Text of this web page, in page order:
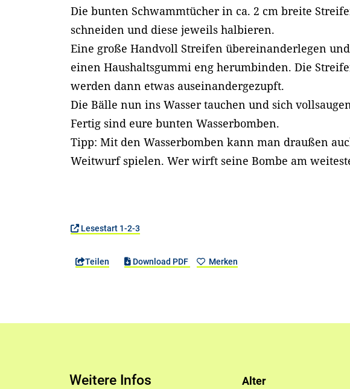
Die bunten Schwammtücher in ca. 2 cm breite
schneiden und diese jeweils halbieren.
Eine große Handvoll Streifen übereinanderlegen
einen Haushaltsgummi eng herumbinden. Die
werden dann etwas auseinandergezupft.
Die Bälle nun ins Wasser tauchen und sich
Fertig sind eure bunten Wasserbomben.
Tipp: Mit den Wasserbomben kann man draußen
Weitwurf spielen. Wer wirft seine Bombe am
Lesestart 1-2-3
Teilen Download PDF Merken
Weitere Infos Alter